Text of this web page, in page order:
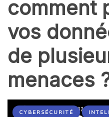
comment
vos
de
menaces
CYBERSÉCURITÉ